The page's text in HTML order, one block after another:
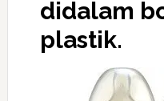
didalam
plastik.